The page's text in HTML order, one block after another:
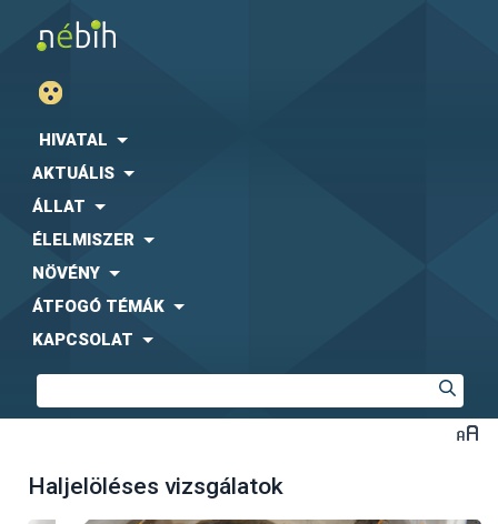
HIVATAL
AKTUÁLIS
ÁLLAT
ÉLELMISZER
NÖVÉNY
ÁTFOGÓ TÉMÁK
KAPCSOLAT
Haljelöléses vizsgálatok